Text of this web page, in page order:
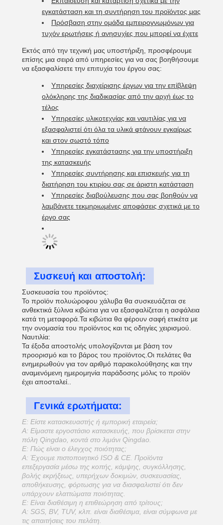
εγκατάσταση και τη συντήρηση του προϊόντος μας
Πρόσβαση στην ομάδα εμπειρογνωμόνων για
τυχόν ερωτήσεις ή ανησυχίες που μπορεί να έχετε
Εκτός από την τεχνική μας υποστήριξη, προσφέρουμε
επίσης μια σειρά από υπηρεσίες για να σας βοηθήσουμε
να εξασφαλίσετε την επιτυχία του έργου σας:
Υπηρεσίες διαχείρισης έργων για την επίβλεψη
ολόκληρης της διαδικασίας από την αρχή έως το
τέλος
Υπηρεσίες υλικοτεχνίας και ναυτιλίας για να
εξασφαλιστεί ότι όλα τα υλικά φτάνουν εγκαίρως
και στον σωστό τόπο
Υπηρεσίες εγκατάστασης για την υποστήριξη
της κατασκευής
Υπηρεσίες συντήρησης και επισκευής για τη
διατήρηση του κτιρίου σας σε άριστη κατάσταση
Υπηρεσίες διαβούλευσης που σας βοηθούν να
λαμβάνετε τεκμηριωμένες αποφάσεις σχετικά με το
έργο σας
Συσκευή και αποστολή:
Συσκευασία του προϊόντος:
Το προϊόν πολυώροφου χάλυβα θα συσκευάζεται σε
ανθεκτικά ξύλινα κιβώτια για να εξασφαλίζεται η ασφάλεια
κατά τη μεταφορά.Τα κιβώτια θα φέρουν σαφή ετικέτα με
την ονομασία του προϊόντος και τις οδηγίες χειρισμού.
Ναυτιλία:
Τα έξοδα αποστολής υπολογίζονται με βάση τον
προορισμό και το βάρος του προϊόντος.Οι πελάτες θα
ενημερωθούν για τον αριθμό παρακολούθησης και την
αναμενόμενη ημερομηνία παράδοσης μόλις το προϊόν
έχει αποσταλεί..
Γενικά ερωτήματα:
Ε: Είστε κατασκευαστής ή εμπορική εταιρεία;
Α: Είμαστε εργοστάσιο κατασκευής, που βρίσκεται στην
πόλη Qingdao, κοντά στο λιμάνι Qingdao.
Ε: Πώς είναι ο έλεγχος ποιότητας;
Α: Έχουμε πιστοποιητικό ISO & CE. Προϊόντα
επεξεργασία μέσω της κοπής, κάμψης, συγκόλλησης,
βολής εκρήξεως, υπερήχων δοκιμών, συσκευασίας,
αποθήκευσης, φόρτωσης για να διασφαλιστεί ότι δεν
υπάρχουν ελαττώματα ποιότητας.
Ε: Είναι διαθέσιμη η επιθεώρηση από τρίτους;
Α: SGS, BV, TUV, κλπ. είναι διαθέσιμα, είναι σύμφωνα με
τις απαιτήσεις του πελάτη.